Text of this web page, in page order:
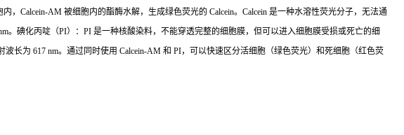
Calcein-AM 被细胞内的酯酶水解，生成绿色荧光的 Calcein。Calcein 是一种水溶性荧光分子，无法通
。碘化丙啶（PI）：PI 是一种核酸染料，不能穿透完整的细胞膜，但可以进入细胞膜受损或死亡的细
长为 617 nm。通过同时使用 Calcein-AM 和 PI，可以快速区分活细胞（绿色荧光）和死细胞（红色荧